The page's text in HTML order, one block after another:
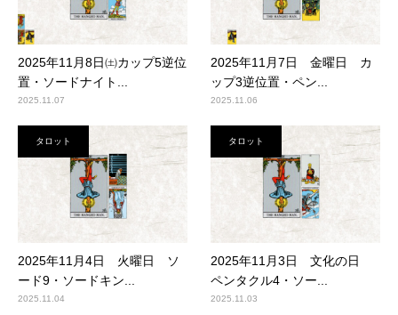
2025年11月8日㈯カップ5逆位
置・ソードナイト...
2025.11.07
2025年11月7日 金曜日 カ
ップ3逆位置・ペン...
2025.11.06
タロット
2025年11月4日 火曜日 ソ
ード9・ソードキン...
2025.11.04
タロット
2025年11月3日 文化の日
ペンタクル4・ソー...
2025.11.03